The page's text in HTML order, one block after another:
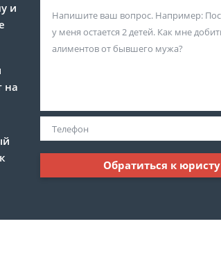
и
на
Обратиться к юристу